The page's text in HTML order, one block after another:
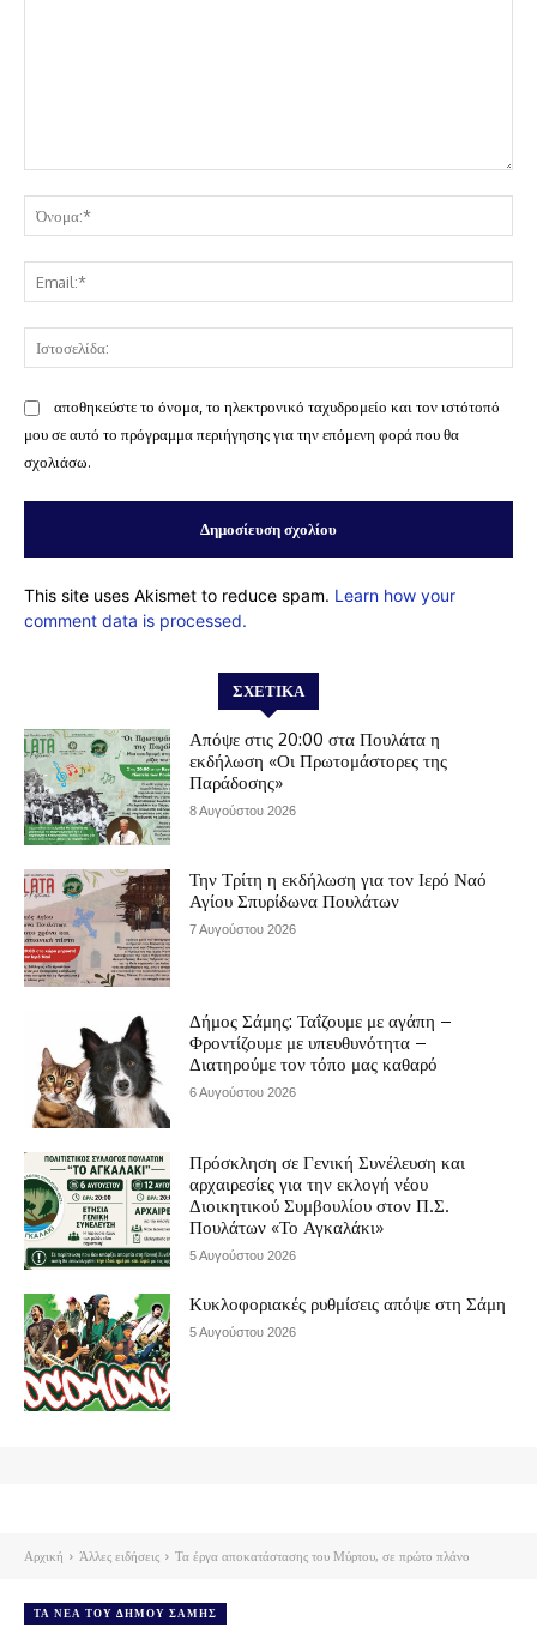
αποθηκεύστε το όνομα, το ηλεκτρονικό ταχυδρομείο και τον ιστότοπό
μου σε αυτό το πρόγραμμα περιήγησης για την επόμενη φορά που θα
σχολιάσω.
This site uses Akismet to reduce spam. Learn how your
comment data is processed.
ΣΧΕΤΙΚΆ
Απόψε στις 20:00 στα Πουλάτα η
εκδήλωση «Οι Πρωτομάστορες της
Παράδοσης»
8 Αυγούστου 2026
Την Τρίτη η εκδήλωση για τον Ιερό Ναό
Αγίου Σπυρίδωνα Πουλάτων
7 Αυγούστου 2026
Δήμος Σάμης: Ταΐζουμε με αγάπη –
Φροντίζουμε με υπευθυνότητα –
Διατηρούμε τον τόπο μας καθαρό
6 Αυγούστου 2026
Πρόσκληση σε Γενική Συνέλευση και
αρχαιρεσίες για την εκλογή νέου
Διοικητικού Συμβουλίου στον Π.Σ.
Πουλάτων «Το Αγκαλάκι»
5 Αυγούστου 2026
Κυκλοφοριακές ρυθμίσεις απόψε στη Σάμη
5 Αυγούστου 2026